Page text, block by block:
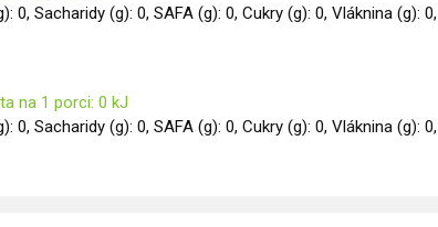
0, Sacharidy (g): 0, SAFA (g): 0, Cukry (g): 0, Vláknina (g):
na 1 porci: 0 kJ
0, Sacharidy (g): 0, SAFA (g): 0, Cukry (g): 0, Vláknina (g):